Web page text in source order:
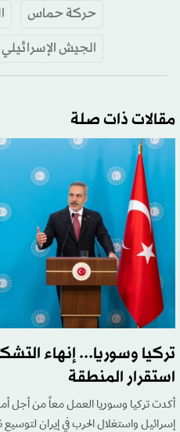
حركة حماس
الجيش الإسرائيلي
مقالات ذات صلة
تركيا وسوريا... إنهاء
استقرار المنطقة
أكدت تركيا وسوريا العمل معاً من أجل أمن
إسرائيل واستغلال الحرب في إيران لتوسيع